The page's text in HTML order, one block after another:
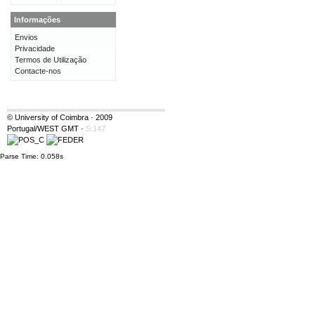
Informações
Envios
Privacidade
Termos de Utilização
Contacte-nos
© University of Coimbra · 2009
Portugal/WEST GMT · S:147
Parse Time: 0.058s